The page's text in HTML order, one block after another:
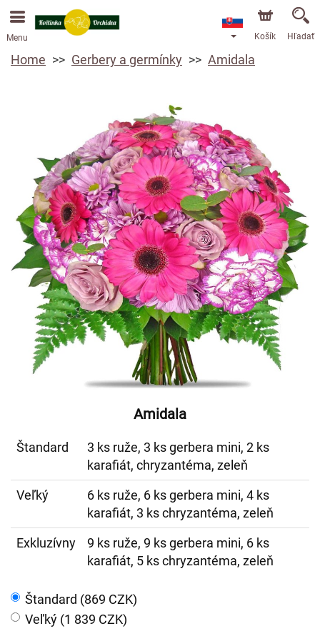
Objednávky prijímame prostredníctvom nášho e-shopu.
Najskorší možný termín doručenia je od 13.8.2026 z
Menu Košík Hľadať
Home Gerbery a germínky Amidala
Amidala
Štandard
3 ks ruže, 3 ks gerbera mini, 2 ks
karafiát, chryzantéma, zeleň
Veľký
6 ks ruže, 6 ks gerbera mini, 4 ks
karafiát, 3 ks chryzantéma, zeleň
Exkluzívny
9 ks ruže, 9 ks gerbera mini, 6 ks
karafiát, 5 ks chryzantéma, zeleň
Štandard (869 CZK)
Veľký (1 839 CZK)